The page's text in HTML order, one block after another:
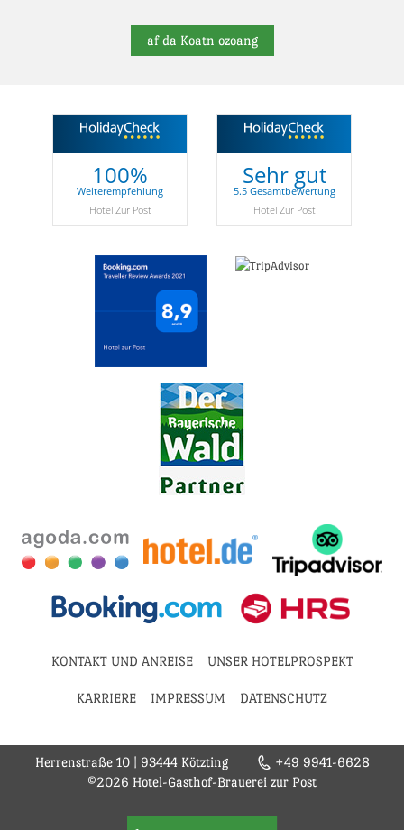
af da Koatn ozoang
100%
Weiterempfehlung
Hotel Zur Post
Sehr gut
5.5 Gesamtbewertung
Hotel Zur Post
KONTAKT UND ANREISE UNSER HOTELPROSPEKT
KARRIERE IMPRESSUM DATENSCHUTZ
Herrenstraße 10| 93444 Kötzting
+49 9941-6628
©2026 Hotel-Gasthof-Brauerei zur Post